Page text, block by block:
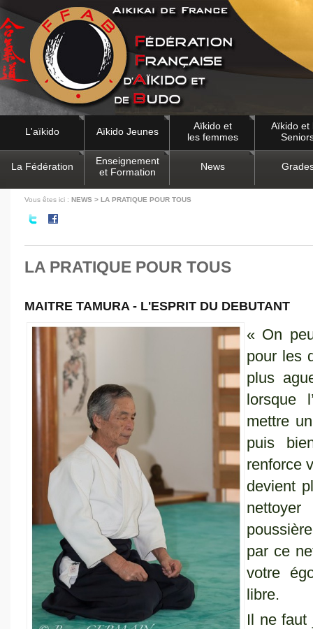
L'aïkido Aïkido Jeunes
Aïkido et
les femmes
Aïkido et
La Fédération
Enseignement
et Formation
News
Vous êtes ici : NEWS > LA PRATIQUE POUR TOUS
LA PRATIQUE POUR TOUS
MAITRE TAMURA - L'ESPRIT DU DEBUTANT
« On
pour les
plus
lorsque
mettre
puis
renforce
devient
par ce
votre
libre.
Il ne faut